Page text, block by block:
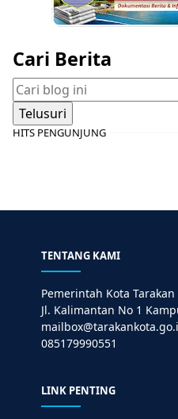
Cari Berita
HITS PENGUNJUNG
TENTANG KAMI
Pemerintah Kota Tarakan
Jl. Kalimantan No 1
085179990551
LINK PENTING